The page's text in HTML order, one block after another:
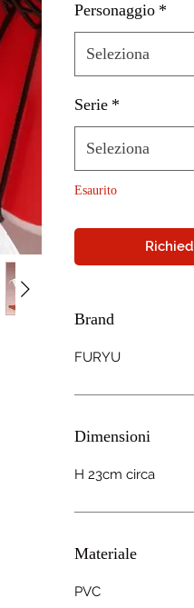
Personaggio *
Seleziona
Serie *
Seleziona
Esaurito
Brand
FURYU
Dimensioni
H 23cm circa
Materiale
PVC